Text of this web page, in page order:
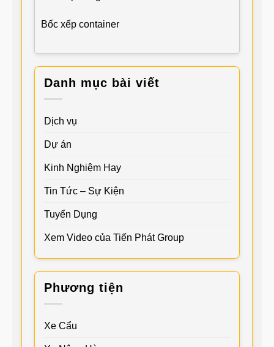
Bốc xếp container
Danh mục bài viết
Dịch vụ
Dự án
Kinh Nghiệm Hay
Tin Tức – Sự Kiện
Tuyển Dụng
Xem Video của Tiến Phát Group
Phương tiện
Xe Cẩu